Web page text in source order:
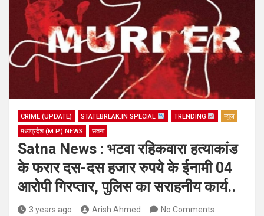
CRIME (UPDATE) STATEBREAK.IN SPECIAL TRENDING
न्यूज़
मध्यप्रदेश (M.P.) NEWS
सतना
Satna News : भटवा रहिकवारा हत्याकांड
के फरार दस-दस हजार रुपये के ईनामी 04
आरोपी गिरप्तार, पुलिस का सराहनीय कार्य..
3 years ago Arish Ahmed No Comments